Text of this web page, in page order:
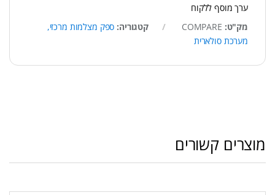
ערך מוסף ללקוח
מק"ט: COMPARE קטגוריה: ספק מצלמות מרכזי,
מערכת סולארית
מוצרים קשורים